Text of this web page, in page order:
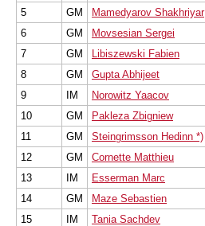
5
GM Mamedyarov Shakhriyar
6
GM Movsesian Sergei
7
GM Libiszewski Fabien
8
GM Gupta Abhijeet
9
IM Norowitz Yaacov
10
GM Pakleza Zbigniew
11
GM Steingrimsson Hedinn *)
12
GM Cornette Matthieu
13
IM Esserman Marc
14
GM Maze Sebastien
15
IM Tania Sachdev